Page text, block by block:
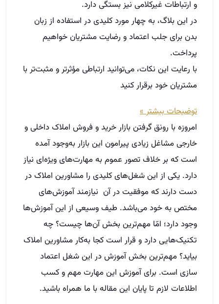
و ارتباطات غیرکلامی نیز بستگی دارد.
در این بلاگ، به چهار مورد کلیدی در استفاده از زبان
بدن برای جلب اعتماد و رضایت مشتریان خواهیم
پرداخت.
با رعایت این نکات، می‌توانید ارتباطی مؤثرتر و مثبت‌تر با
مشتریان خود برقرار کنید
توضیحات بیشتر »
امروزه با رونق گرفتن بازار خرید و فروش املاک داخلی و
خارجی مشاغل زیادی پیرامون این بازار به‌وجود آمده
است که بر خلاف تصور عموم به مهارت‌های ویژه‌ای نیاز
دارد. یکی از این شغل‌های کلیدی را مشاورین املاک در
دست دارند که موفقیت در آن نیازمند آموزش‌های
مختص به خود می‌باشد. طیف وسیعی از این آموزش‌ها
وجود دارد؛ امّا مهم‌ترین بخش آن‌ها چیست؟ چه
تکنیک‌هایی دارد و قرار است کجا به‌کار مشاورین املاک
بیاید؟ مهم‌ترین بخش آموزش در این شغل اعتماد
سازی است. برای آموزش این مهارت مهم و کسب
اطلاعات لازم تا پایان این مقاله با ما همراه باشید.